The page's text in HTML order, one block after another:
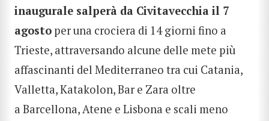
inaugurale salperà da Civitavecchia il 7
agosto per una crociera di 14 giorni fino a
Trieste, attraversando alcune delle mete più
affascinanti del Mediterraneo tra cui Catania,
Valletta, Katakolon, Bar e Zara oltre
a Barcellona, Atene e Lisbona e scali meno